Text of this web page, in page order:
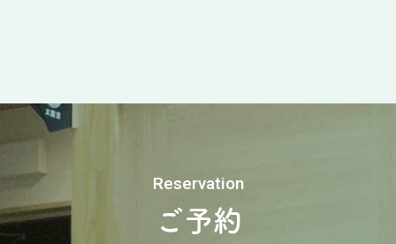
Reservation
ご予約